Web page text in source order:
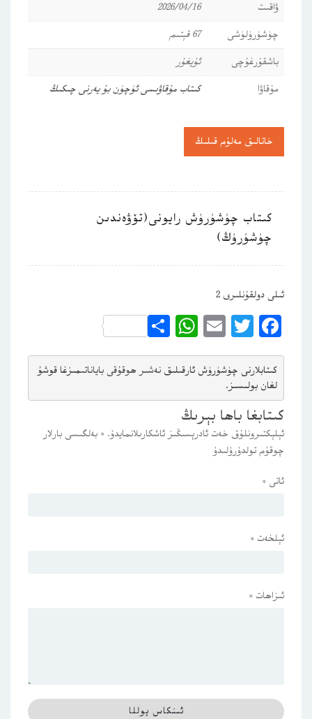
ۋاقىت
2026/04/16
چۈشۈرۈلۈشى
67 قېتىم
باشقۇرغۇچى
ئۇيغۇر
مۇقاۋا
كىتاب مۇقاۋىسى ئۈچۈن بۇ يەرنى چىكىڭ
خاتالىق مەلۇم قىلىڭ
كىتاب چۈشۈرۈش رايونى(تۆۋەندىن
چۈشۈرۈڭ)
ئىلى دولقۇنلىرى 2
Facebook
Twitter
Email
WhatsApp
Share
كىتابلارنى چۈشۈرۈش ئارقىلىق نەشىر ھوقۇقى باياناتىمىزغا قوشۇ
لغان بولىسىز.
كىتابغا باھا بېرىڭ
ئېلېكتىرونلۇق خەت ئادرېسىڭىز ئاشكارىلانمايدۇ. * بەلگىسى بارلار
چوقۇم تولدۇرۇلىدۇ
ئاتى *
ئېلخەت *
ئىزاھات *